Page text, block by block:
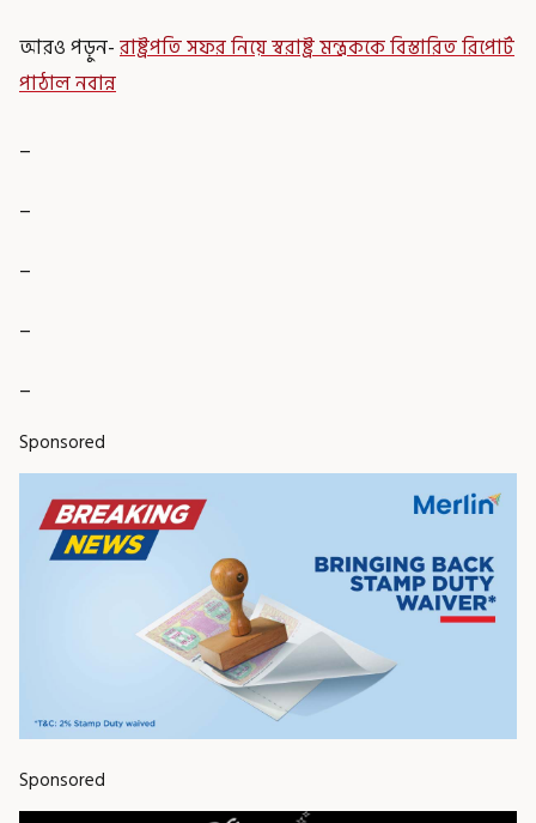
আরও পড়ুন-রাষ্ট্রপতি সফর নিয়ে স্বরাষ্ট্র মন্ত্রককে বিস্তারিত রিপোর্ট
পাঠাল নবান্ন
_
_
_
_
_
Sponsored
Sponsored